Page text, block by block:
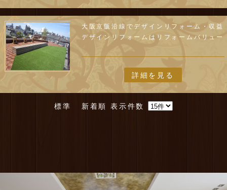
大阪京阪沿線でデザインリフォーム・収益
デザインリフォームはリフォームバリュー
詳細を見る
標準 新着順 表示件数